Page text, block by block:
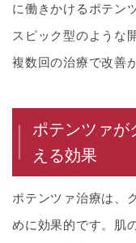
に働きかけるポテン
スピック型のような
複数回の治療で改善
ポテンツァが
える効果
ポテンツァ治療は、
めに効果的です。肌